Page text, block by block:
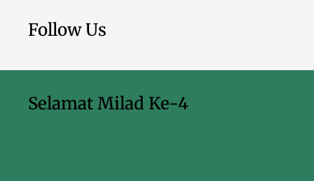
Follow Us
Selamat Milad Ke-4